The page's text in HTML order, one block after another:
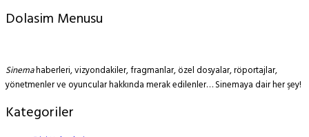
Dolasim Menusu
Sinemahaberleri, vizyondakiler, fragmanlar, özel dosyalar, röportajlar,
yönetmenler ve oyuncular hakkında merak edilenler… Sinemaya dair her şey!
Kategoriler